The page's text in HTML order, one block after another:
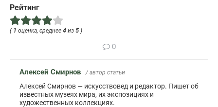
Рейтинг
( 1 оценка, среднее 4 из 5 )
0
Алексей Смирнов / автор статьи
Алексей Смирнов — искусствовед и редактор. Пишет об
известных музеях мира, их экспозициях и
художественных коллекциях.